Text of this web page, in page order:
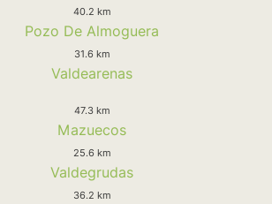
40.2 km
Pozo De Almoguera
31.6 km
Valdearenas
47.3 km
Mazuecos
25.6 km
Valdegrudas
36.2 km